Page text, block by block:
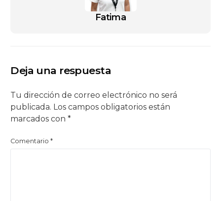
Fatima
Deja una respuesta
Tu dirección de correo electrónico no será
publicada. Los campos obligatorios están
marcados con*
Comentario*